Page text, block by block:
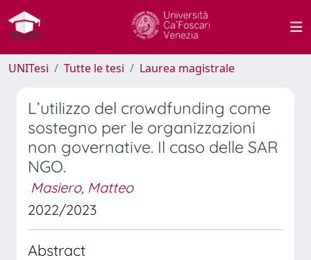
UNITesi Tutte le tesi Laurea magistrale
L’utilizzo del crowdfunding come
sostegno per le organizzazioni
non governative. Il caso delle SAR
NGO.
Masiero, Matteo
2022/2023
Abstract